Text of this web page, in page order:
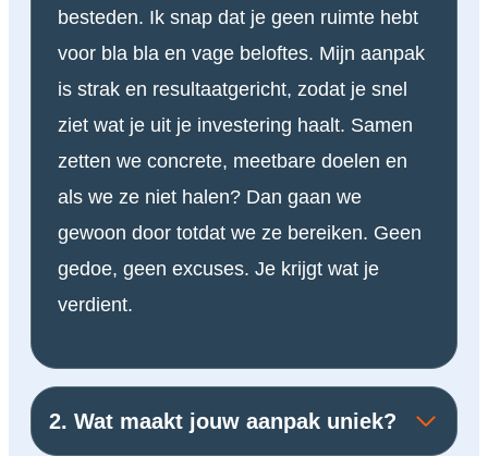
besteden. Ik snap dat je geen ruimte hebt
voor bla bla en vage beloftes. Mijn aanpak
is strak en resultaatgericht, zodat je snel
ziet wat je uit je investering haalt. Samen
zetten we concrete, meetbare doelen en
als we ze niet halen? Dan gaan we
gewoon door totdat we ze bereiken. Geen
gedoe, geen excuses. Je krijgt wat je
verdient.
2. Wat maakt jouw aanpak uniek?